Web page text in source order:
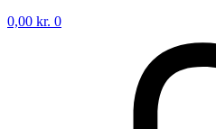
0,00 kr. 0